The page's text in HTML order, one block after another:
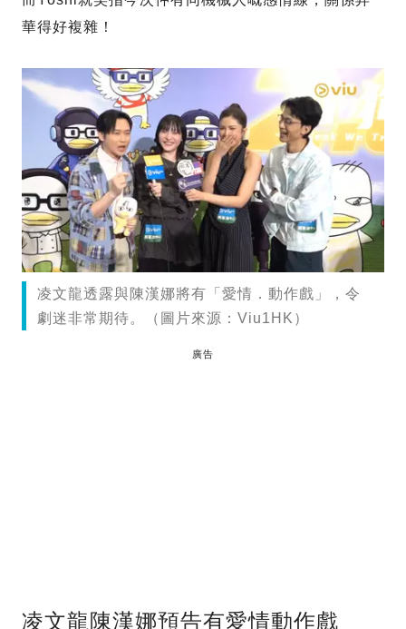
華得好複雜！
凌文龍透露與陳漢娜將有「愛情．動作戲」，令
劇迷非常期待。（圖片來源：Viu1HK）
廣告
凌文龍陳漢娜預告有愛情動作戲